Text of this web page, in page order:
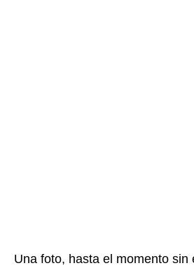
Una foto, hasta el momento sin